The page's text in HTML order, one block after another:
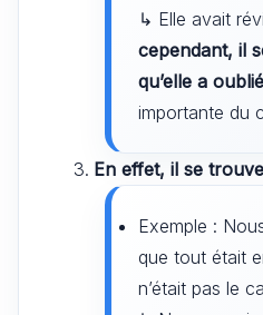
↳ Elle avait
cependant, il
qu’elle a oublié
importante du
En effet, il se
Exemple :
que tout était
n’était pas le